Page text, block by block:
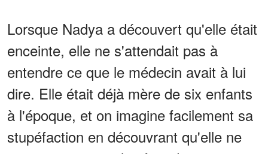
Lorsque Nadya a découvert qu'elle était
enceinte, elle ne s'attendait pas à
entendre ce que le médecin avait à lui
dire. Elle était déjà mère de six enfants
à l'époque, et on imagine facilement sa
stupéfaction en découvrant qu'elle ne